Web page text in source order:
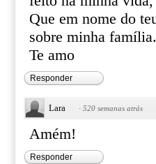
Que em nome do
sobre minha família.
Te amo
Responder
Lara · 520 semanas atrás
Amém!
Responder